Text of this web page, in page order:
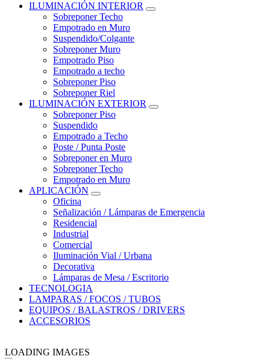
ILUMINACIÓN INTERIOR
Sobreponer Techo
Empotrado en Muro
Suspendido/Colgante
Sobreponer Muro
Empotrado Piso
Empotrado a techo
Sobreponer Piso
Sobreponer Riel
ILUMINACIÓN EXTERIOR
Sobreponer Piso
Suspendido
Empotrado a Techo
Poste / Punta Poste
Sobreponer en Muro
Sobreponer Techo
Empotrado en Muro
APLICACIÓN
Oficina
Señalización / Lámparas de Emergencia
Residencial
Industrial
Comercial
Iluminación Vial / Urbana
Decorativa
Lámparas de Mesa / Escritorio
TECNOLOGIA
LAMPARAS / FOCOS / TUBOS
EQUIPOS / BALASTROS / DRIVERS
ACCESORIOS
LOADING IMAGES